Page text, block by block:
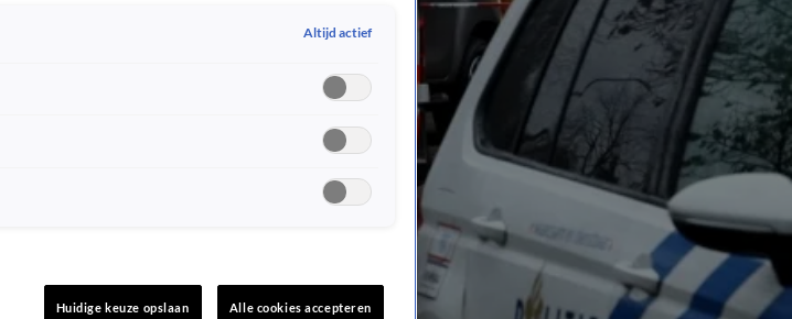
Altijd actief
Huidige keuze opslaan Alle cookies accepteren